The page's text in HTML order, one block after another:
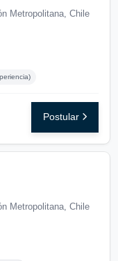
Metropolitana, Chile
Postular
Metropolitana, Chile